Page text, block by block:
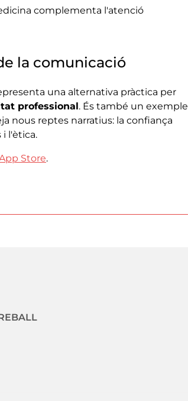
complementa l'atenció
la comunicació
una alternativa pràctica per
professional. És també un exemple
nous reptes narratius: la confiança
l'ètica.
Store.